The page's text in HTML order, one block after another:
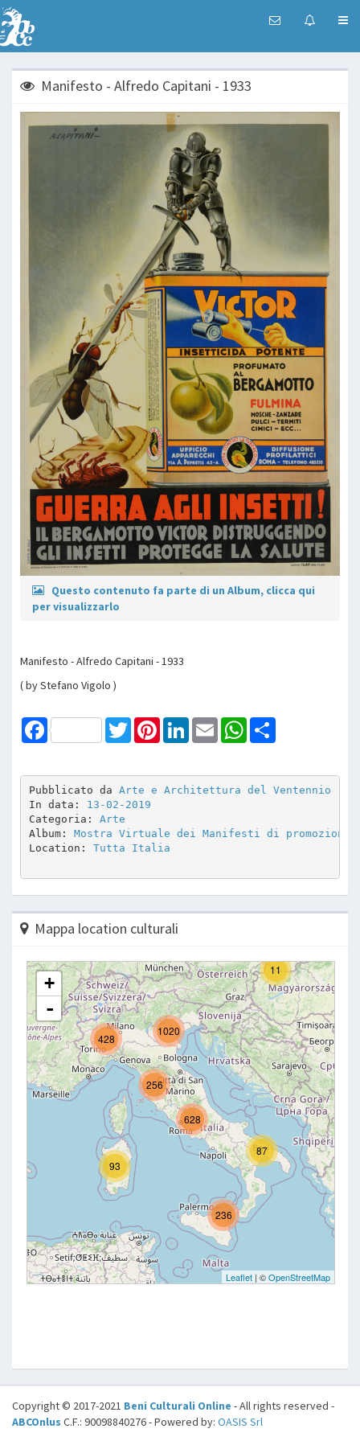
Manifesto - Alfredo Capitani - 1933
Questo contenuto fa parte di un Album, clicca qui
per visualizzarlo
Manifesto - Alfredo Capitani - 1933
( by Stefano Vigolo )
Facebook TwitterPinterestLinkedInEmail WhatsApp
Pubblicato da Arte e Architettura del Ventennio
In data: 13-02-2019
Categoria: Arte
Album: Mostra Virtuale dei Manifesti di promozione
Location: Tutta Italia
Mappa location culturali
Copyright © 2017-2021 Beni Culturali Online - All rights reserved -
ABCOnlus C.F.: 90098840276 - Powered by: OASIS Srl